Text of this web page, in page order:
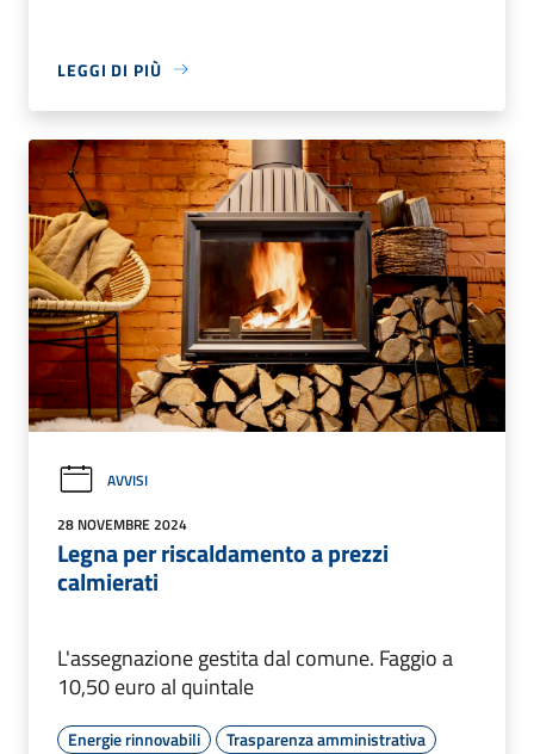
LEGGI DI PIÙ
AVVISI
28 NOVEMBRE 2024
Legna per riscaldamento a prezzi
calmierati
L'assegnazione gestita dal comune. Faggio a
10,50 euro al quintale
Energie rinnovabili Trasparenza amministrativa